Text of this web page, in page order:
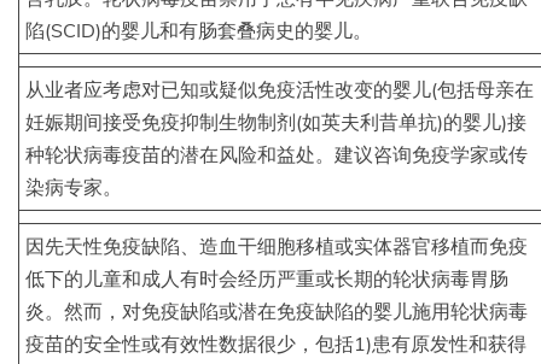
陷(SCID)的婴儿和有肠套叠病史的婴儿。
从业者应考虑对已知或疑似免疫活性改变的婴儿(包括母亲在
妊娠期间接受免疫抑制生物制剂(如英夫利昔单抗)的婴儿)接
种轮状病毒疫苗的潜在风险和益处。建议咨询免疫学家或传
染病专家。
因先天性免疫缺陷、造血干细胞移植或实体器官移植而免疫
低下的儿童和成人有时会经历严重或长期的轮状病毒胃肠
炎。然而，对免疫缺陷或潜在免疫缺陷的婴儿施用轮状病毒
疫苗的安全性或有效性数据很少，包括1)患有原发性和获得